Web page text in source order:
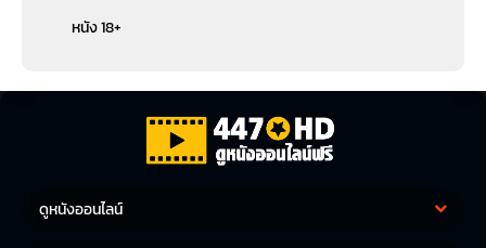
หนัง 18+
ดูหนังออนไลน์